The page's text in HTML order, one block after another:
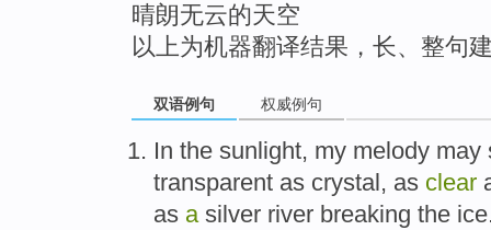
晴朗无云的天空
以上为机器翻译结果，长、整句
双语例句 权威例句
In the sunlight, my melody may
transparent as crystal, as clear
as a silver river breaking the ice